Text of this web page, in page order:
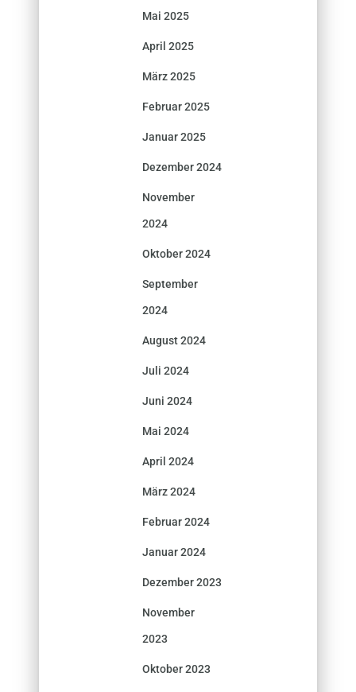
Mai 2025
April 2025
März 2025
Februar 2025
Januar 2025
Dezember 2024
November
2024
Oktober 2024
September
2024
August 2024
Juli 2024
Juni 2024
Mai 2024
April 2024
März 2024
Februar 2024
Januar 2024
Dezember 2023
November
2023
Oktober 2023